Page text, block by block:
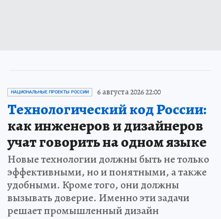
НАЦИОНАЛЬНЫЕ ПРОЕКТЫ РОССИИ 6 августа 2026 22:00
Технологический код России:
как инженеров и дизайнеров
учат говорить на одном языке
Новые технологии должны быть не только
эффективными, но и понятными, а также
удобными. Кроме того, они должны
вызывать доверие. Именно эти задачи
решает промышленный дизайн